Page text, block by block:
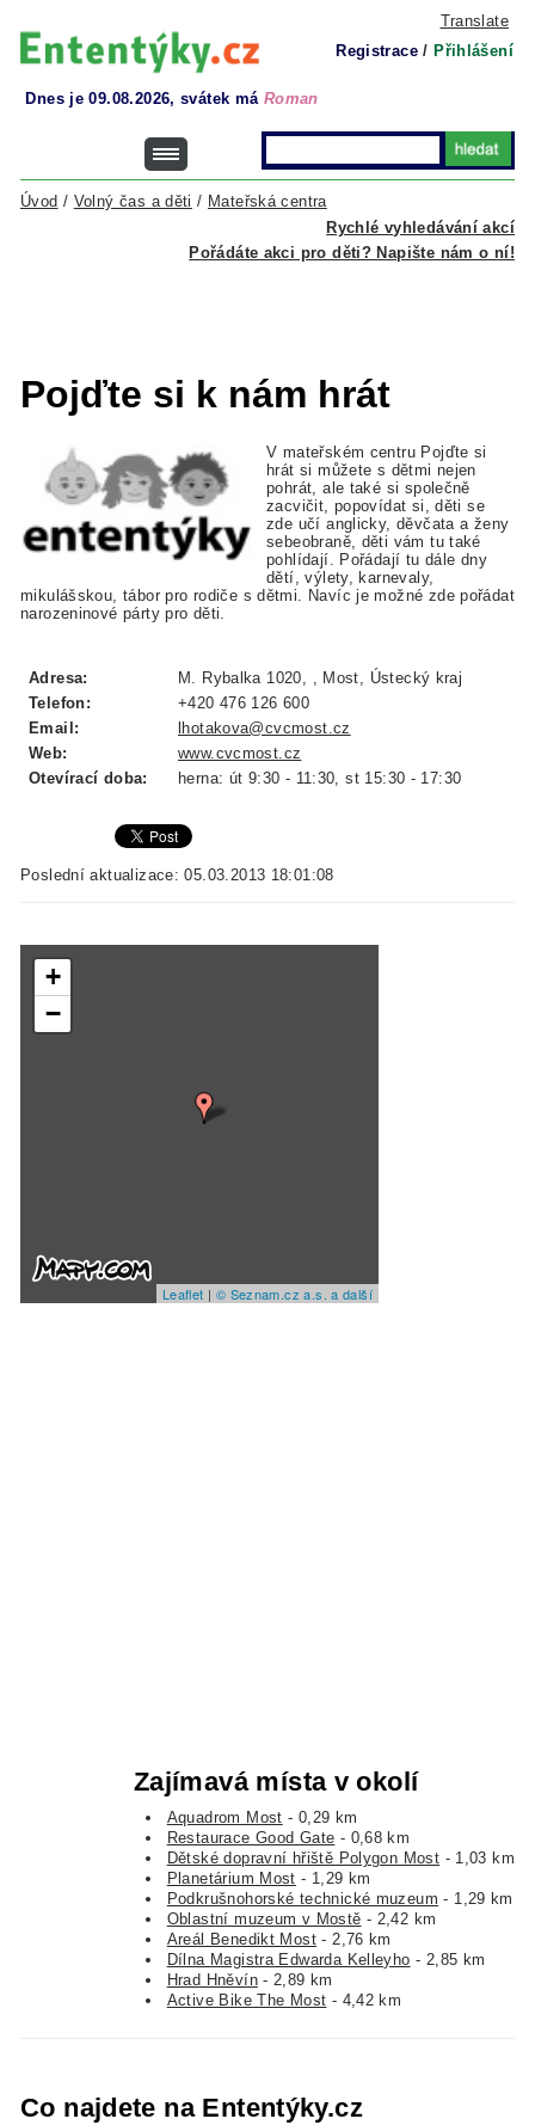
Translate
Registrace / Přihlášení
Dnes je 09.08.2026, svátek má Roman
Rychlé vyhledávání akcí
Úvod / Volný čas a děti / Mateřská centra
Pořádáte akci pro děti? Napište nám o ní!
Pojďte si k nám hrát
V mateřském centru Pojďte si
hrát si můžete s dětmi nejen
pohrát, ale také si společně
zacvičit, popovídat si, děti se
zde učí anglicky, děvčata a ženy
sebeobraně, děti vám tu také
pohlídají. Pořádají tu dále dny
dětí, výlety, karnevaly,
mikulášskou, tábor pro rodiče s dětmi. Navíc je možné zde pořádat
narozeninové párty pro děti.
Adresa:
M. Rybalka 1020, , Most, Ústecký kraj
Telefon:
+420 476 126 600
Email:
lhotakova@cvcmost.cz
Web:
www.cvcmost.cz
Otevírací doba:
herna: út 9:30 - 11:30, st 15:30 - 17:30
Poslední aktualizace: 05.03.2013 18:01:08
+
−
Leaflet | © Seznam.cz a.s. a další
Zajímavá místa v okolí
Aquadrom Most - 0,29 km
Restaurace Good Gate - 0,68 km
Dětské dopravní hřiště Polygon Most - 1,03 km
Planetárium Most - 1,29 km
Podkrušnohorské technické muzeum - 1,29 km
Oblastní muzeum v Mostě - 2,42 km
Areál Benedikt Most - 2,76 km
Dílna Magistra Edwarda Kelleyho - 2,85 km
Hrad Hněvín- 2,89 km
Active Bike The Most - 4,42 km
Co najdete na Ententýky.cz